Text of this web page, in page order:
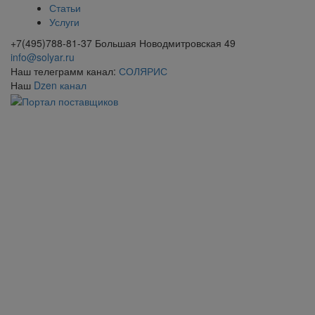
Статьи
Услуги
+7(495)788-81-37 Большая Новодмитровская 49
info@solyar.ru
Наш телеграмм канал: СОЛЯРИС
Наш Dzen канал